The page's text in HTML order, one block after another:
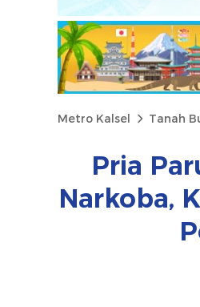
Metro Kalsel Tanah
Pria
Narkoba,